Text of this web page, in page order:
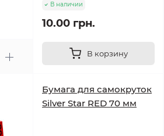
В наличии
10.00 грн.
В корзину
Бумага для самокруток
Silver Star RED 70 мм